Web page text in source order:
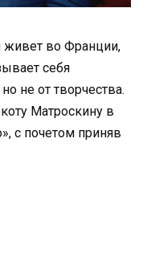
живет во Франции,
себя
не от творчества.
Матроскину в
с почетом приняв